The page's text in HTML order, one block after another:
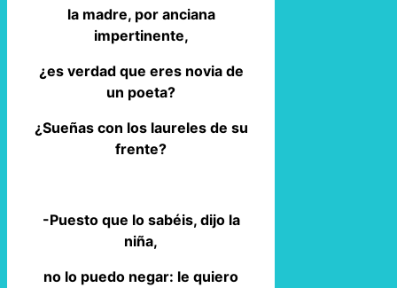
la madre, por anciana
impertinente,
¿es verdad que eres novia de
un poeta?
¿Sueñas con los laureles de su
frente?
-Puesto que lo sabéis, dijo la
niña,
no lo puedo negar: le quiero